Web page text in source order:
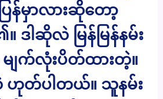
ပြန်မှာလားဆိုတော့
။ ဒါဆိုလဲ မြန်မြန်နမ်း
က်လုံးပိတ်ထားတဲ့။
ဟုတ်ပါတယ်။ သူနမ်း